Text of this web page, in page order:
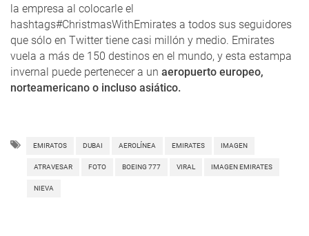
la empresa al colocarle el
hashtags#ChristmasWithEmirates a todos sus seguidores
que sólo en Twitter tiene casi millón y medio. Emirates
vuela a más de 150 destinos en el mundo, y esta estampa
invernal puede pertenecer a un aeropuerto europeo,
norteamericano o incluso asiático.
EMIRATOS DUBAI AEROLÍNEA EMIRATES IMAGEN
ATRAVESAR FOTO BOEING 777 VIRAL IMAGEN EMIRATES
NIEVA